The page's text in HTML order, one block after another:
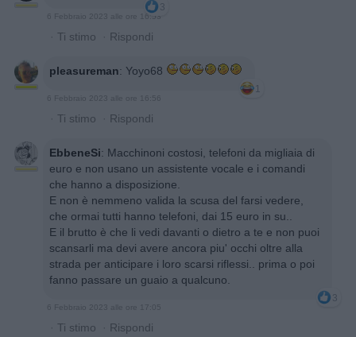
3
6 Febbraio 2023 alle ore 16:53
· Ti stimo · Rispondi
pleasureman: Yoyo68
1
6 Febbraio 2023 alle ore 16:56
· Ti stimo · Rispondi
EbbeneSi: Macchinoni costosi, telefoni da migliaia di
euro e non usano un assistente vocale e i comandi
che hanno a disposizione.
E non è nemmeno valida la scusa del farsi vedere,
che ormai tutti hanno telefoni, dai 15 euro in su..
E il brutto è che li vedi davanti o dietro a te e non puoi
scansarli ma devi avere ancora piu' occhi oltre alla
strada per anticipare i loro scarsi riflessi.. prima o poi
fanno passare un guaio a qualcuno.
3
6 Febbraio 2023 alle ore 17:05
· Ti stimo · Rispondi